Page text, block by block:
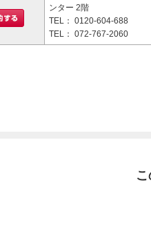
ンター 2階
TEL： 0120-604-688
TEL： 072-767-2060